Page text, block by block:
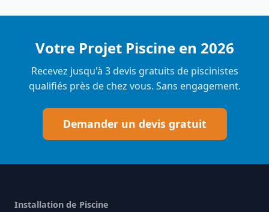
Votre Projet Piscine en 2026
Recevez jusqu'à 3 devis gratuits de piscinistes
qualifiés près de chez vous. Sans engagement.
Demander un devis gratuit
Installation de Piscine